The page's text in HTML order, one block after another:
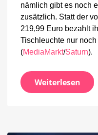
nämlich gibt es noch
zusätzlich. Statt der
219,99 Euro bezahlt
Tischleuchte nur
(MediaMarkt/Saturn).
Weiterlesen